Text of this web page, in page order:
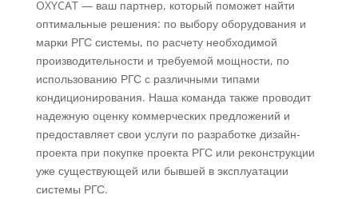
управлением. При
технической неисправности
наша команда также может
выехать на место.
Подробнее
OXYCAT — ваш партнер, который поможет найти
оптимальные решения: по выбору оборудования и
марки РГС системы, по расчету необходимой
производительности и требуемой мощности, по
использованию РГС с различными типами
кондиционирования. Наша команда также проводит
надежную оценку коммерческих предложений и
предоставляет свои услуги по разработке дизайн-
проекта при покупке проекта РГС или реконструкции
уже существующей или бывшей в эксплуатации
системы РГС.